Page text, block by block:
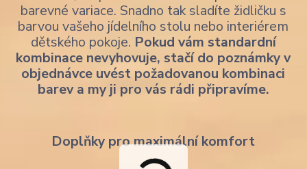
barevné variace. Snadno tak sladíte židličku s
barvou vašeho jídelního stolu nebo interiérem
dětského pokoje. Pokud vám standardní
kombinace nevyhovuje, stačí do poznámky v
objednávce uvést požadovanou kombinaci
barev a my ji pro vás rádi připravíme.
Doplňky pro maximální komfort